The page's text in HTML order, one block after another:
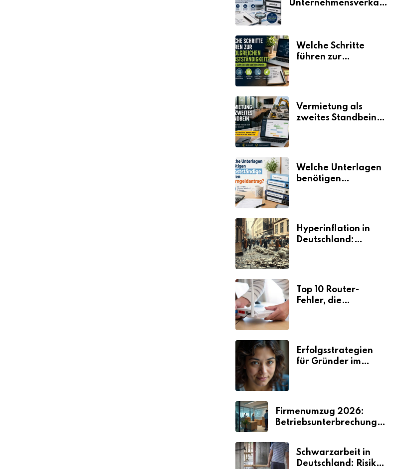
Unternehmensverkauf
Welche Schritte
führen zur
Vermietung als
zweites Standbein:
Umsätze machen
Welche Unterlagen
benötigen
Hyperinflation in
Deutschland:
Top 10 Router-
Fehler, die
Erfolgsstrategien
für Gründer im
Firmenumzug 2026:
Betriebsunterbrechungen
Schwarzarbeit in
Deutschland: Risiken